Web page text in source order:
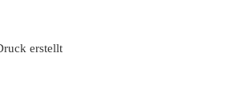
erstellt